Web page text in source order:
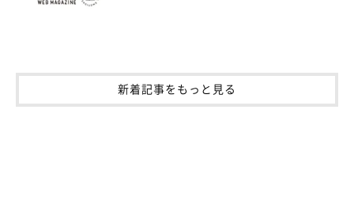
新着記事をもっと見る